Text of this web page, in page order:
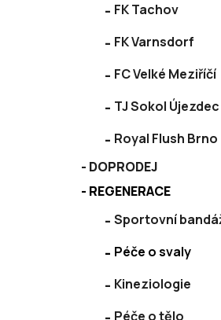
FK Tachov
FK Varnsdorf
FC Velké Meziříčí
TJ Sokol Újezdec
Royal Flush Brno
DOPRODEJ
REGENERACE
Sportovní
Péče o svaly
Kineziologie
Péče o tělo